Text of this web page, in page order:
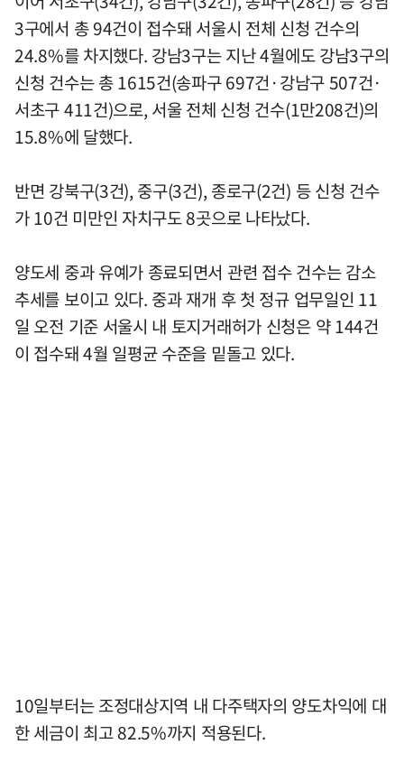
3구에서 총 94건이 접수돼 서울시 전체 신청 건수의
24.8%를 차지했다. 강남3구는 지난 4월에도 강남3구의
신청 건수는 총 1615건(송파구 697건·강남구 507건·
서초구 411건)으로, 서울 전체 신청 건수(1만208건)의
15.8%에 달했다.
반면 강북구(3건), 중구(3건), 종로구(2건) 등 신청 건수
가 10건 미만인 자치구도 8곳으로 나타났다.
양도세 중과 유예가 종료되면서 관련 접수 건수는 감소
추세를 보이고 있다. 중과 재개 후 첫 정규 업무일인 11
일 오전 기준 서울시 내 토지거래허가 신청은 약 144건
이 접수돼 4월 일평균 수준을 밑돌고 있다.
10일부터는 조정대상지역 내 다주택자의 양도차익에 대
한 세금이 최고 82.5%까지 적용된다.